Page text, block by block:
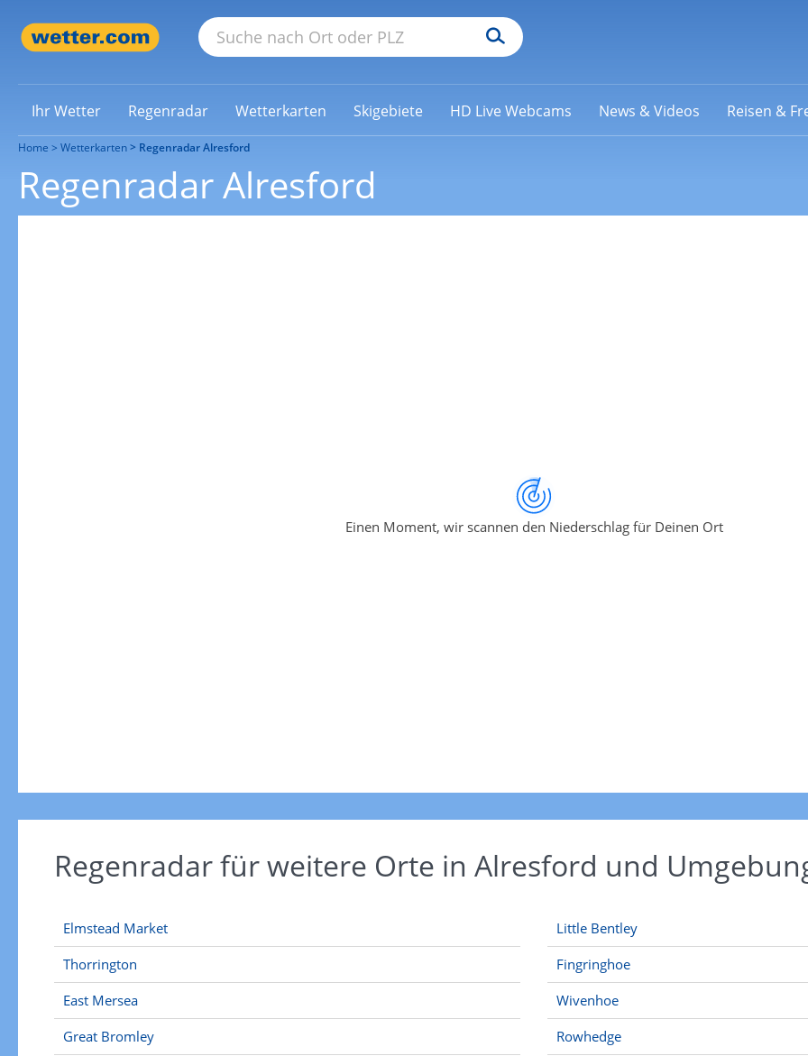
Ihr Wetter Regenradar Wetterkarten Skigebiete HD Live Webcams News & Videos Reisen &
Home Wetterkarten Regenradar Alresford
Regenradar Alresford
Einen Moment, wir scannen den Niederschlag für Deinen Ort
Regenradar für weitere Orte in Alresford und
Elmstead Market
Thorrington
East Mersea
Great Bromley
Little Bentley
Fingringhoe
Wivenhoe
Rowhedge